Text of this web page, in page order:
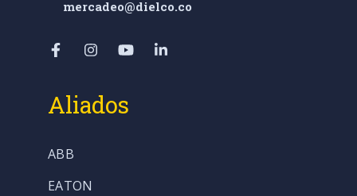
mercadeo@dielco.co
Aliados
ABB
EATON